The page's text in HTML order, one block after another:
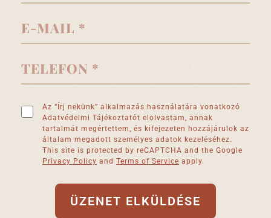
Az “Írj nekünk” alkalmazás használatára vonatkozó
Adatvédelmi Tájékoztatót elolvastam, annak
tartalmát megértettem, és kifejezeten hozzájárulok az
általam megadott személyes adatok kezeléséhez.
This site is protected by reCAPTCHA and the Google
Privacy Policy and Terms of Service apply.
ÜZENET ELKÜLDÉSE